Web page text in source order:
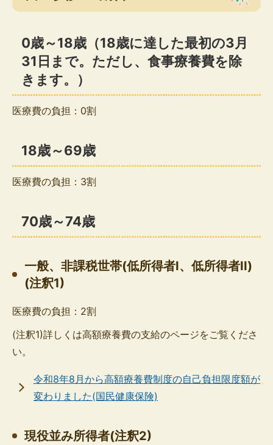
0歳～18歳（18歳に達した最初の3月
31日まで。ただし、食事療養費を除
きます。）
医療費の負担：0割
18歳～69歳
医療費の負担：3割
70歳～74歳
一般、非課税世帯(低所得者I、低所得者II)
(注釈1)
医療費の負担：2割
(注釈1)詳しくは高額療養費の支給のページをご覧くださ
い。
令和8年8月から高額療養費制度の自己負担限度額が
変わりました(国民健康保険)
現役並み所得者(注釈2)